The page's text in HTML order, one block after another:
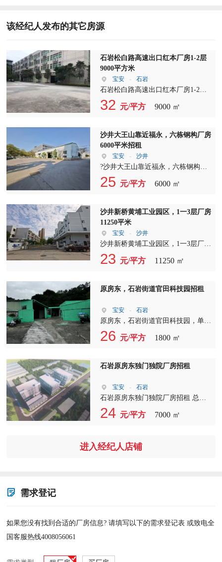
该经纪人发布的其它房源
石岩松白路高速出口红本厂房1-2层
9000平方米
宝安 - 石岩
石岩松白路高速出口红本厂房1-2层
9000平方米，每层4500平方，一楼层
高7.5米，楼上层高4.5米，带消防喷
长，电按需。
32 元/平方 9000 ㎡
​沙井大王山靠近福永，六栋钢构厂房
6000平米招租
宝安 - 沙井
?沙井大王山靠近福永，六栋钢构厂
房6000平米，空地约14,000平米，每
栋约1000平方，高度约7-9米，都可
长，随时可看！ ?6000平米，空地约
14,000平米，每栋约1000平方，高度
约7-9米，都可以做独立院子，合同
五年，免租期长，随时可看！ ?
25 元/平方 6000 ㎡
沙井新桥黄埔工业园区，1一3层厂房
11250平米
宝安 - 沙井
沙井新桥黄埔工业园区，1一3层厂房
11250平米，宿舍4100平米，2025年4
月30日左右空出???价格好谈
23 元/平方 11250 ㎡
原房东，石岩街道官田科技园招租
宝安 - 石岩
原房东，石岩街道官田科技园，单一
层钢构1800平，租金19.9元，实际面
积出，高7米，6号地铁口，合同3-6
26 元/平方 1800 ㎡
石岩原房东独门独院厂房招租
宝安 - 石岩
石岩原房东独门独院厂房招租 总面
积7000平方 厂房两层6000平方 宿舍
1000平方，电400千瓦 一楼6.5高带牛
24 元/平方 7000 ㎡
进入经纪人店铺
需求登记
如果您没有找到合适的厂房信息? 请填写以下的需求登记表 或致电全
国客服热线4008056061